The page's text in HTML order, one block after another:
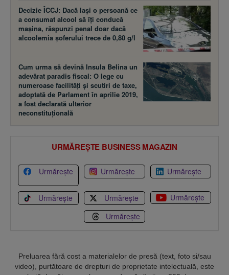
Decizie ÎCCJ: Dacă laşi o persoană ce
a consumat alcool să îţi conducă
maşina, răspunzi penal doar dacă
alcoolemia şoferului trece de 0,80 g/l
Cum urma să devină Insula Belina un
adevărat paradis fiscal: O lege cu
numeroase facilităţi şi scutiri de taxe,
adoptată de Parlament în aprilie 2019,
a fost declarată ulterior
neconstituţională
URMĂREȘTE BUSINESS MAGAZIN
Urmărește Urmărește Urmărește
Urmărește Urmărește
Urmărește
Urmărește
Preluarea fără cost a materialelor de presă (text, foto si/sau
video), purtătoare de drepturi de proprietate intelectuală, este